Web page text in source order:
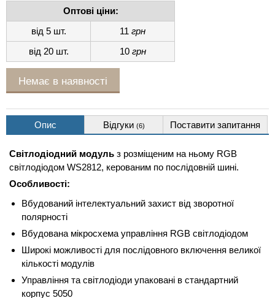
Оптові ціни:
від 5 шт.
11 грн
від 20 шт.
10грн
Немає в наявності
Опис Відгуки (6) Поставити запитання
Світлодіодний модуль з розміщеним на ньому RGB
світлодіодом WS2812, керованим по послідовній шині.
Особливості:
Вбудований інтелектуальний захист від зворотної
полярності
Вбудована мікросхема управління RGB світлодіодом
Широкі можливості для послідовного включення великої
кількості модулів
Управління та світлодіоди упаковані в стандартний
корпус 5050